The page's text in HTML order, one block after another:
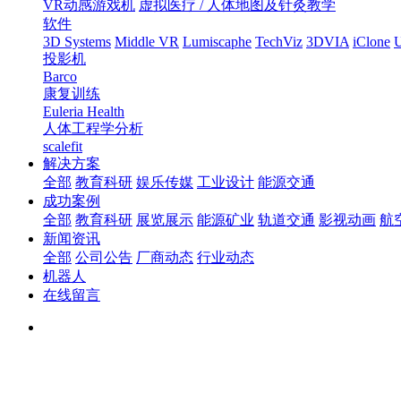
VR动感游戏机 虚拟医疗 / 人体地图及针灸教学
软件
3D Systems Middle VR Lumiscaphe TechViz 3DVIA iClone
投影机
Barco
康复训练
Euleria Health
人体工程学分析
scalefit
解决方案
全部 教育科研 娱乐传媒 工业设计 能源交通
成功案例
全部 教育科研 展览展示 能源矿业 轨道交通 影视动画 航
新闻资讯
全部 公司公告 厂商动态 行业动态
机器人
在线留言